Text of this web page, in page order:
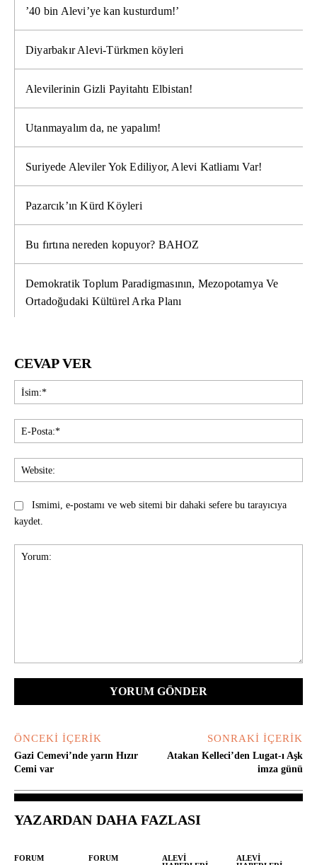
’40 bin Alevi’ye kan kusturdum!’
Diyarbakır Alevi-Türkmen köyleri
Alevilerinin Gizli Payitahtı Elbistan!
Utanmayalım da, ne yapalım!
Suriyede Aleviler Yok Ediliyor, Alevi Katliamı Var!
Pazarcık’ın Kürd Köyleri
Bu fırtına nereden kopuyor? BAHOZ
Demokratik Toplum Paradigmasının, Mezopotamya Ve
Ortadoğudaki Kültürel Arka Planı
CEVAP VER
Ismimi, e-postamı ve web sitemi bir dahaki sefere bu tarayıcıya
kaydet.
ÖNCEKI İÇERIK
Gazi Cemevi’nde yarın Hızır
Cemi var
SONRAKI İÇERIK
Atakan Kelleci’den Lugat-ı Aşk
imza günü
YAZARDAN DAHA FAZLASI
FORUM FORUM
ALEVI
ALEVI